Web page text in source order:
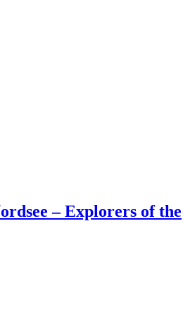
– Explorers of the